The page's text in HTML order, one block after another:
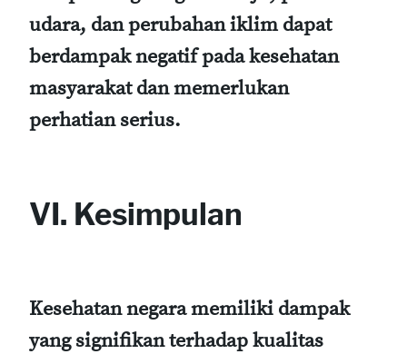
udara, dan perubahan iklim dapat
berdampak negatif pada kesehatan
masyarakat dan memerlukan
perhatian serius.
VI. Kesimpulan
Kesehatan negara memiliki dampak
yang signifikan terhadap kualitas